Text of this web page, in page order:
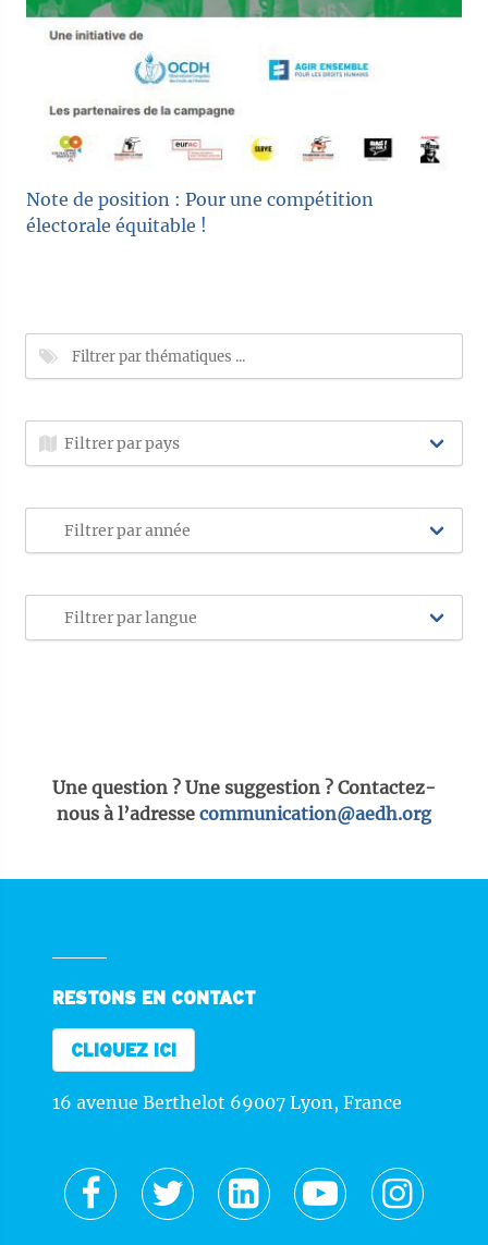
Note de position : Pour une compétition
électorale équitable !
Une question ? Une suggestion ? Contactez-
nous à l’adresse communication@aedh.org
RESTONS EN CONTACT
CLIQUEZ ICI
16 avenue Berthelot 69007 Lyon, France